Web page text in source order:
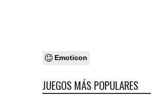
Emoticon
JUEGOS MÁS POPULARES